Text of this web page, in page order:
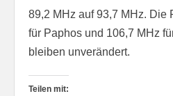
89,2 MHz auf 93,7 MHz. Die
für Paphos und 106,7 MHz
bleiben unverändert.
Teilen mit: